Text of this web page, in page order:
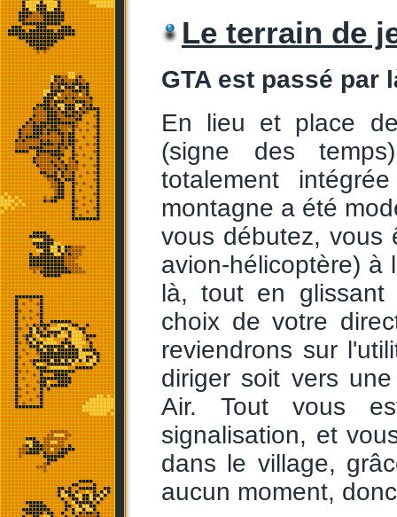
Le terrain de
GTA est passé par
En lieu et place
(signe des
totalement
montagne a été
vous débutez, vous
avion-hélicoptère) à
là, tout en glissant
choix de votre
reviendrons sur
diriger soit vers
Air. Tout vous
signalisation, et
dans le village,
aucun moment,